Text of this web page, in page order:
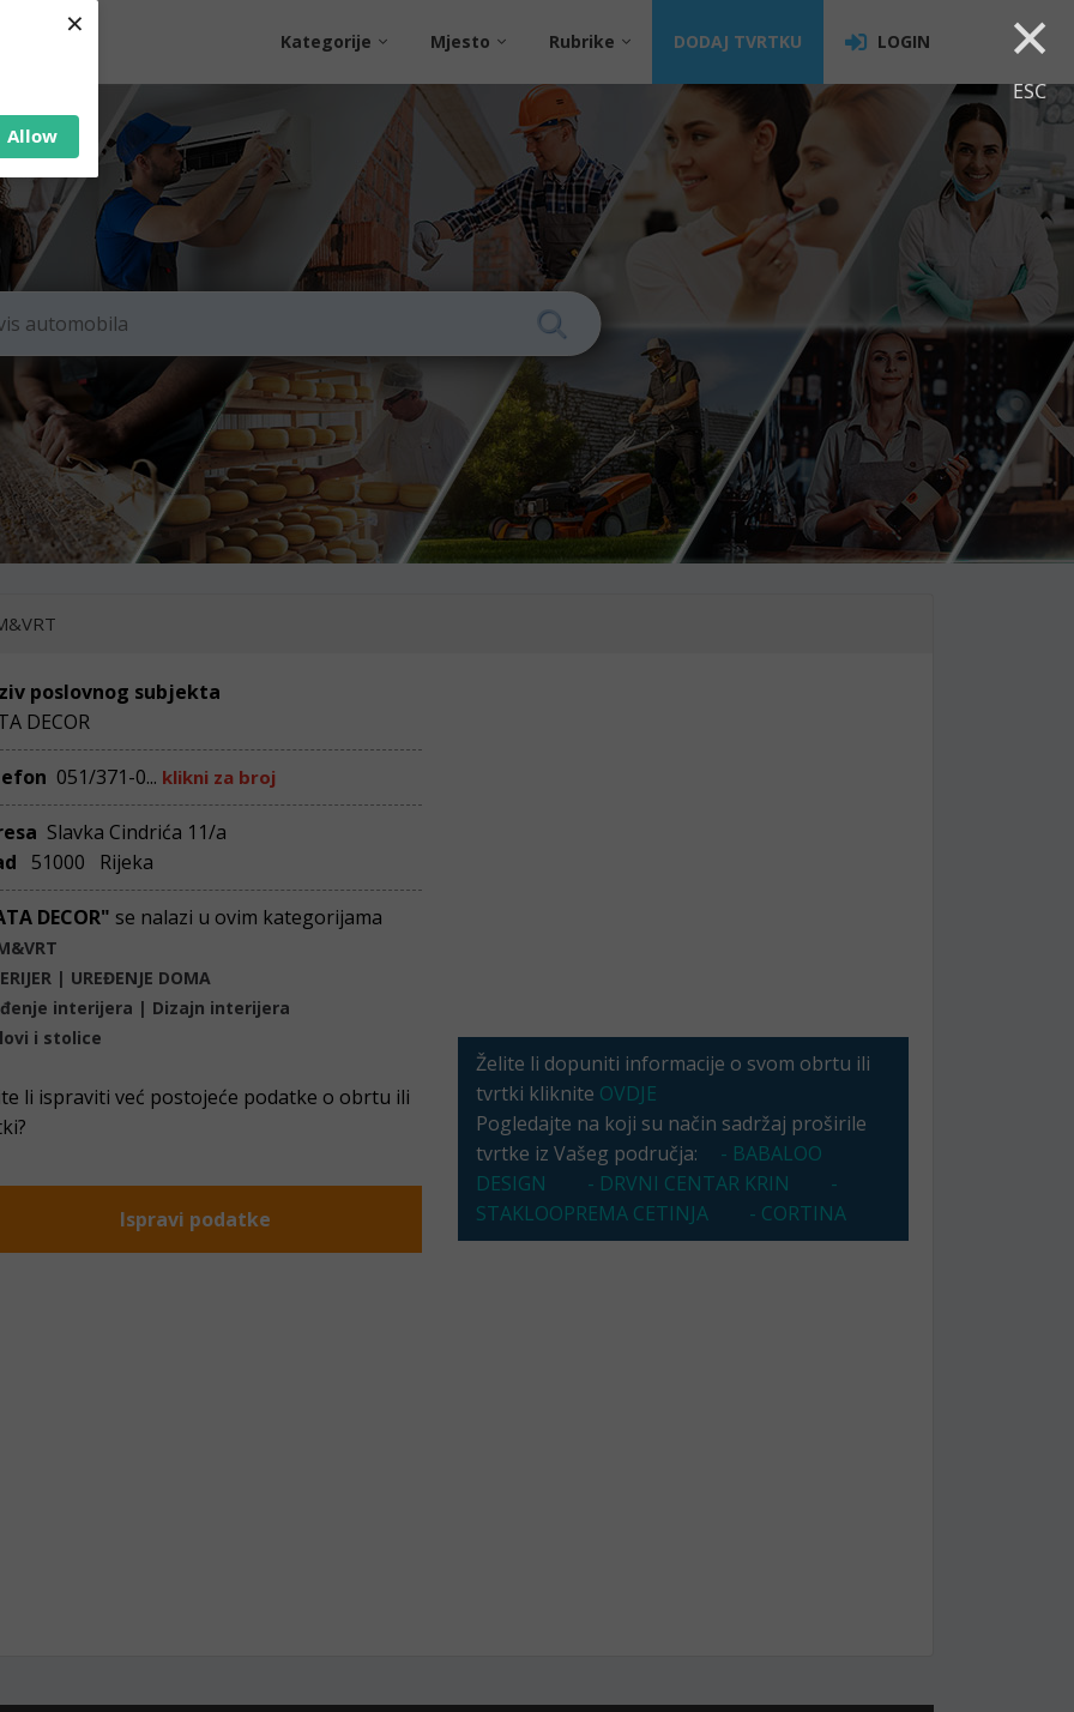
Allow
× ×
ESC
Kategorije Mjesto Rubrike DODAJ TVRTKU LOGIN
poslovnog subjekta
DECOR
051/371-0... klikni za broj
Slavka Cindrića 11/a
51000 Rijeka
DECOR" se nalazi u ovim kategorijama
| UREĐENJE DOMA
interijera | Dizajn interijera
i stolice
li ispraviti već postojeće podatke o obrtu ili
Ispravi podatke
Želite li dopuniti informacije o svom obrtu ili
tvrtki kliknite OVDJE
Pogledajte na koji su način sadržaj proširile
tvrtke iz Vašeg područja:
- BABALOO
DESIGN
- DRVNI CENTAR KRIN
-
STAKLOOPREMA CETINJA
- CORTINA